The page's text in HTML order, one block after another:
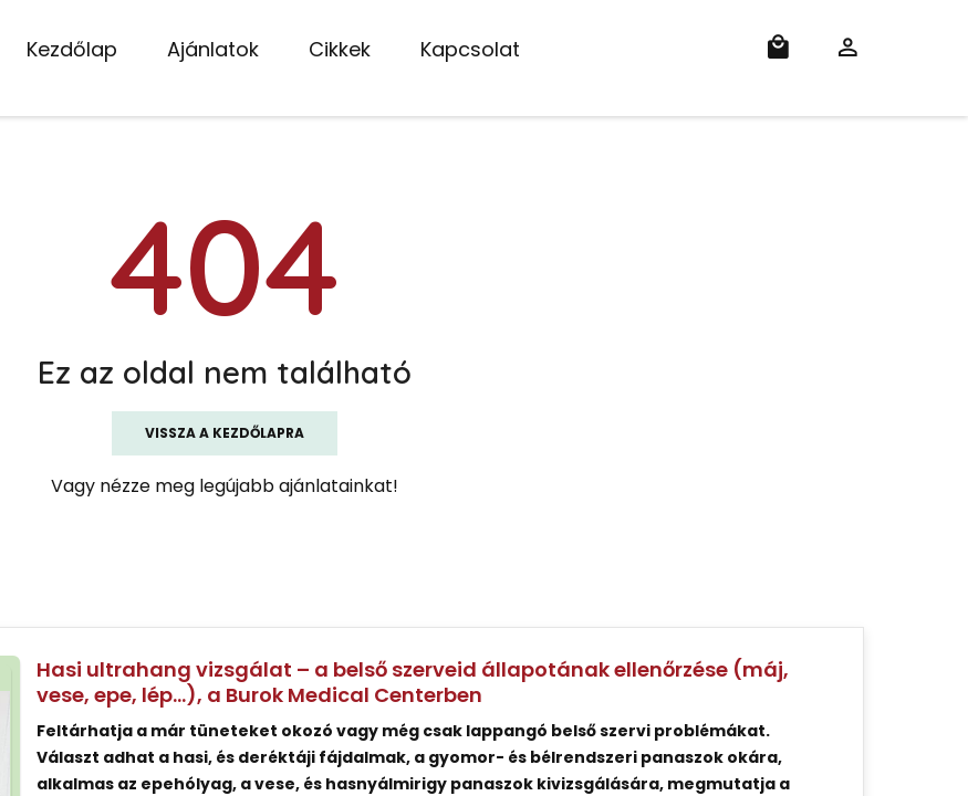
Kezdőlap Ajánlatok Cikkek Kapcsolat
404
Ez az oldal nem található
VISSZA A KEZDŐLAPRA
Vagy nézze meg legújabb ajánlatainkat!
Hasi ultrahang vizsgálat – a belső szerveid állapotának ellenőrzése (máj,
vese, epe, lép…), a Burok Medical Centerben
Feltárhatja a már tüneteket okozó vagy még csak lappangó belső szervi problémákat.
Választ adhat a hasi, és deréktáji fájdalmak, a gyomor- és bélrendszeri panaszok okára,
alkalmas az epehólyag, a vese, és hasnyálmirigy panaszok kivizsgálására, megmutatja a